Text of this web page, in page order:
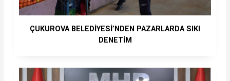
ÇUKUROVA BELEDİYESİ’NDEN PAZARLARDA SIKI
DENETİM